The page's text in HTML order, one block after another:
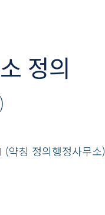
정의
(약칭 정의행정사무소)